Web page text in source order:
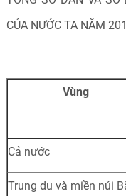
CỦA NƯỚC TA NĂM
Vùng
Cả nước
Trung du và miền núi